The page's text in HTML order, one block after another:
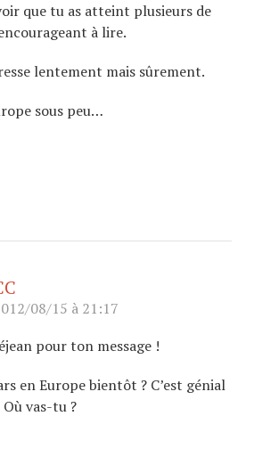
que tu as atteint plusieurs de
à lire.
lentement mais sûrement.
sous peu…
08/15 à 21:17
pour ton message !
en Europe bientôt ? C’est génial
vas-tu ?